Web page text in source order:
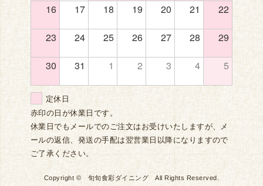
16 17 18 19 20 21 22
23 24 25 26 27 28 29
30 31 1 2 3 4 5
定休日
赤印の日が休業日です。
休業日でもメールでのご注文はお受けいたしますが、メ
ールの返信、発送の手配は翌営業日以降になりますので
ご了承ください。
Copyright © 旬旬食彩ダイニング All Rights Reserved.